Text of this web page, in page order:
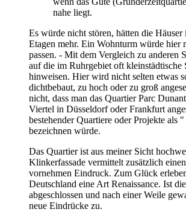
nahe liegt.
Es würde nicht stören, hätten die
Etagen mehr. Ein Wohnturm würde hier
passen. - Mit dem Vergleich zu anderen
auf die im Ruhrgebiet oft kleinstädtische
hinweisen. Hier wird nicht selten etwas
dichtbebaut, zu hoch oder zu groß
nicht, dass man das Quartier Parc
Viertel in Düsseldorf oder Frankfurt
bestehender Quartiere oder Projekte als
bezeichnen würde.
Das Quartier ist aus meiner Sicht
Klinkerfassade vermittelt zusätzlich
vornehmen Eindruck. Zum Glück
Deutschland eine Art Renaissance. Ist
abgeschlossen und nach einer Weile
neue Eindrücke zu.